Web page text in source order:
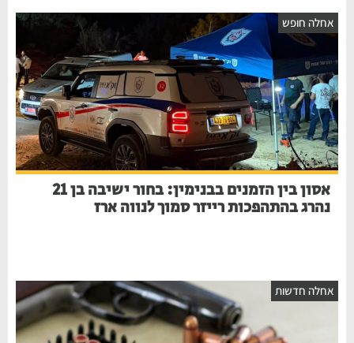
אחלה חופש
אסון בין הזמנים בבנימין: בחור ישיבה בן 21
נהרג בהתהפכות רייזר סמוך לנווה ארז
אחלה חדשות